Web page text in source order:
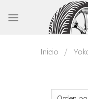
Inicio /